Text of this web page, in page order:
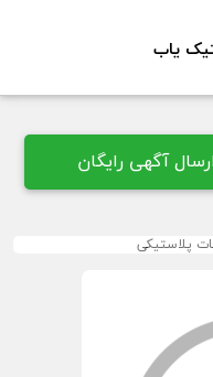
یاب
آگهی رایگان
پلاستیکی